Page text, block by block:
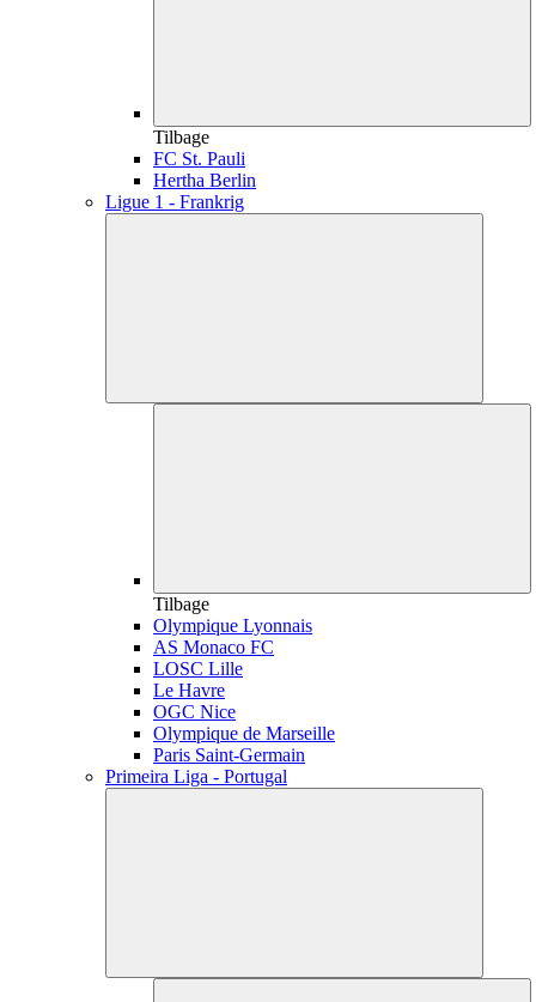
Tilbage
FC St. Pauli
Hertha Berlin
Ligue 1 - Frankrig
Tilbage
Olympique Lyonnais
AS Monaco FC
LOSC Lille
Le Havre
OGC Nice
Olympique de Marseille
Paris Saint-Germain
Primeira Liga - Portugal